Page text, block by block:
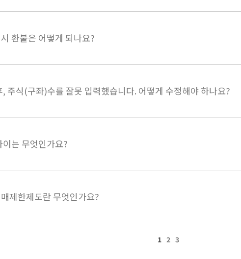
환불은 어떻게 되나요?
, 주식(구좌)수를 잘못 입력했습니다. 어떻게 수정해야 하나요?
는 무엇인가요?
제한제도란 무엇인가요?
1 2 3